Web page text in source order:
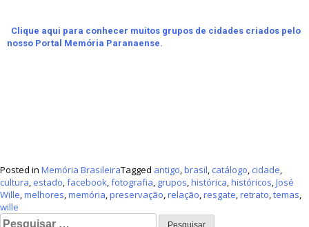
Clique aqui para conhecer muitos grupos de cidades criados pelo
nosso Portal Memória Paranaense.
Posted in Memória BrasileiraTagged antigo brasil catálogo cidade
cultura estado facebook fotografia grupos histórica históricos José
Wille melhores memória preservação relação resgate retrato temas
wille